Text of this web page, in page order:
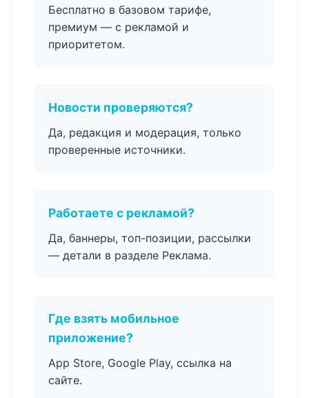
Бесплатно в базовом тарифе,
премиум — с рекламой и
приоритетом.
Новости проверяются?
Да, редакция и модерация, только
проверенные источники.
Работаете с рекламой?
Да, баннеры, топ-позиции, рассылки
— детали в разделе Реклама.
Где взять мобильное
приложение?
App Store, Google Play, ссылка на
сайте.